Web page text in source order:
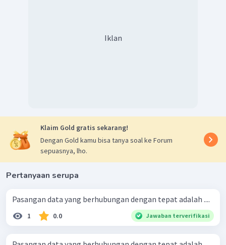
Iklan
Klaim Gold gratis sekarang!
Dengan Gold kamu bisa tanya soal ke Forum
sepuasnya, lho.
Pertanyaan serupa
Pasangan data yang berhubungan dengan tepat adalah ....
1 0.0 Jawaban terverifikasi